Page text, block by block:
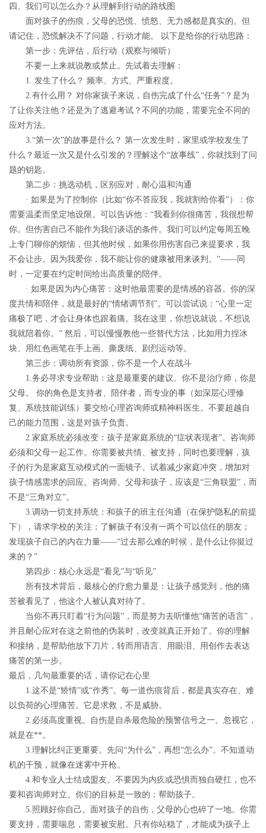
四、我们可以怎么办？从理解到行动的路线图
面对孩子的伤痕，父母的恐慌、愤怒、无力感都是真实的。但
请记住，恐慌解决不了问题，行动才能。 以下是给你的行动思路：
第一步：先评估，后行动（观察与倾听）
不要一上来就说教或禁止。先试着去理解：
1. 发生了什么？ 频率、方式、严重程度。
2.有什么用？ 对你家孩子来说，自伤完成了什么“任务”？是为
了让你关注他？还是为了逃避考试？不同的功能，需要完全不同的
应对方法。
3.“第一次”的故事是什么？ 第一次发生时，家里或学校发生了
什么？最近一次又是什么引发的？理解这个“故事线”，你就找到了问
题的钥匙。
第二步：挑选动机，区别应对，耐心温和沟通
· 如果是为了控制你 （比如“你不答应我，我就割给你看”）：你
需要温柔而坚定地设限。可以告诉他：“我看到你很痛苦，我很想帮
你。但伤害自己不能作为我们谈话的条件。我们可以约定每周五晚
上专门聊你的烦恼，但其他时候，如果你用伤害自己来提要求，我
不会让步。因为我爱你，我不能让你的健康被用来谈判。”——同
时，一定要在约定时间给出高质量的陪伴。
· 如果是因为内心痛苦 ：这时他最需要的是情感的容器。你的深
度共情和陪伴，就是最好的“情绪调节剂”。可以尝试说：“心里一定
痛极了吧，才会让身体也跟着痛。我在这里，你想说就说，不想说
我就陪着你。” 然后，可以慢慢教他一些替代方法，比如用力捏冰
块、用红色画笔在手上画、撕废纸、剧烈运动等。
第三步：调动所有资源，你不是一个人在战斗
1.务必寻求专业帮助： 这是最重要的建议。你不是治疗师，你是
父母。 你的角色是支持者、陪伴者，而专业的事（如深层心理修
复、系统技能训练）要交给心理咨询师或精神科医生。不要超越自
己的能力范围，这是对孩子负责。
2.家庭系统必须改变 ： 孩子是家庭系统的“症状表现者”。咨询师
必须和父母一起工作。你需要被共情、被支持，同时也要理解，孩
子的行为是家庭互动模式的一面镜子。试着减少家庭冲突，增加对
孩子情感需求的回应。咨询师、父母和孩子，应该是“三角联盟”，而
不是“三角对立”。
3.调动一切支持系统： 和孩子的班主任沟通（在保护隐私的前提
下），请求学校的关注；了解孩子有没有一两个可以信任的朋友；
发现孩子自己的内在力量——“过去那么难的时候，是什么让你挺过
来的？”
第四步：核心永远是“看见”与“听见”
所有技术背后，最核心的疗愈力量是：让孩子感觉到，他的痛
苦被看见了，他这个人被认真对待了。
当你不再只盯着“行为问题”，而是努力去听懂他“痛苦的语言”，
并且耐心应对在这之前他的伪装时，改变就真正开始了。你的理解
和接纳，是帮助他放下刀片，转而用语言、用眼泪、用创作去表达
痛苦的第一步。
最后，几句最重要的话，请你记在心里
1.这不是“矫情”或“作秀”。 每一道伤痕背后，都是真实存在、难
以负荷的心理痛苦。它是求救，不是威胁。
2.必须高度重视。
自伤是自杀最危险的预警信号之一。忽视它，
就是在**。
3.理解比纠正更重要。 先问“为什么”，再想“怎么办”。不知道动
机的干预，就像在迷雾中开枪。
4.和专业人士结成盟友。 不要因为内疚或恐惧而独自硬扛，也不
要和咨询师对立。你们的目标是一致的：帮助孩子。
5.照顾好你自己。 面对孩子的自伤，父母的心也碎了一地。你需
要支持，需要喘息，需要被安慰。只有你站稳了，才能成为孩子上